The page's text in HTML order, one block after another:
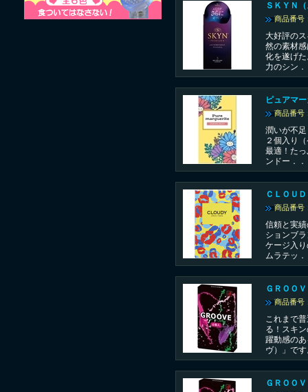
ＳＫＹＮ
商品番号
大好評の
然の素材
化を遂げ
力のシン
ピュアマ
商品番号
潤いが不
２個入り
最適！た
ンドー．
ＣＬＯＵ
商品番号
信頼と実
ションブ
ケージ入
ムラテッ
ＧＲＯＯ
商品番号
これまで
る！スキ
躍動感の
ヴ）」で
ＧＲＯＯ